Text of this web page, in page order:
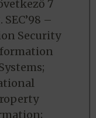
7
–
Security